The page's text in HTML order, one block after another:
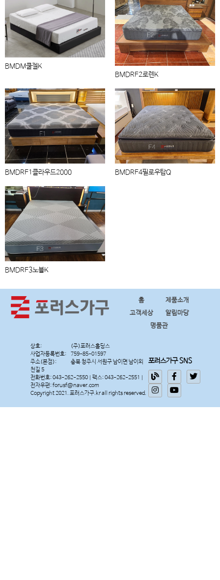
BMDM쿨젤K
BMDRF2로렌K
BMDRF1클라우드2000 BMDRF4필로우탑Q
BMDRF3노블K
홈
제품소개
고객세상
알림마당
명품관
상호:
사업자등록번호:
주소(본점):
충북 청주시 서원구 남이면 남이외
천길 5
전화번호: 043-262-2550 | 팩스: 043-262-2551 |
전자우편: forusf@naver.com
포러스가구 SNS